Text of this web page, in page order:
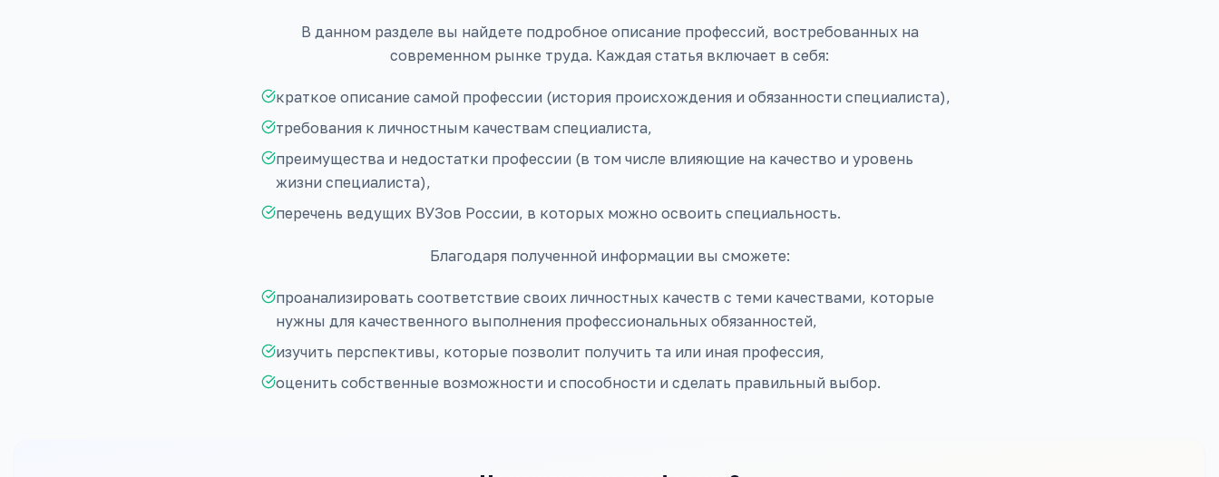
В данном разделе вы найдете подробное описание профессий, востребованных на
современном рынке труда. Каждая статья включает в себя:
краткое описание самой профессии (история происхождения и обязанности специалиста),
требования к личностным качествам специалиста,
преимущества и недостатки профессии (в том числе влияющие на качество и уровень
жизни специалиста),
перечень ведущих ВУЗов России, в которых можно освоить специальность.
Благодаря полученной информации вы сможете:
проанализировать соответствие своих личностных качеств с теми качествами, которые
нужны для качественного выполнения профессиональных обязанностей,
изучить перспективы, которые позволит получить та или иная профессия,
оценить собственные возможности и способности и сделать правильный выбор.